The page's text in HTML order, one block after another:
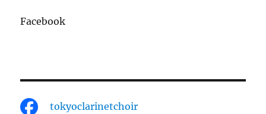
Facebook
tokyoclarinetchoir